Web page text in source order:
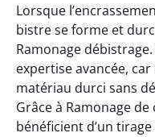
Lorsque
bistre se forme et
Ramonage
expertise avancée,
matériau durci sans
Grâce à Ramonage
bénéficient d’un